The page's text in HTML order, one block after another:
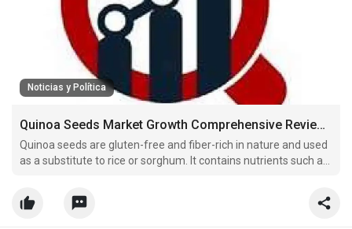
Noticias y Política
Quinoa Seeds Market Growth Comprehensive Review, Business Overview, Challenges, Opportunities, Trends Forecast to 2028
Quinoa seeds are gluten-free and fiber-rich in nature and used
as a substitute to rice or sorghum. It contains nutrients such as